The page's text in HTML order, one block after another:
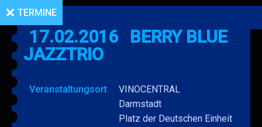
TERMINE
17.02.2016
BERRY BLUE
JAZZTRIO
Veranstaltungsort
VINOCENTRAL
Darmstadt
Platz der Deutschen Einheit